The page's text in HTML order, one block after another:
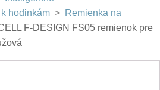
hodinkám > Remienka na
F-DESIGN FS05 remienok pre